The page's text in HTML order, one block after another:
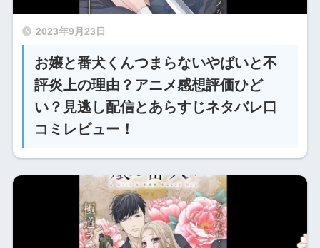
2023年9月23日
お嬢と番犬くんつまらないやばいと不
評炎上の理由？アニメ感想評価ひど
い？見逃し配信とあらすじネタバレ口
コミレビュー！